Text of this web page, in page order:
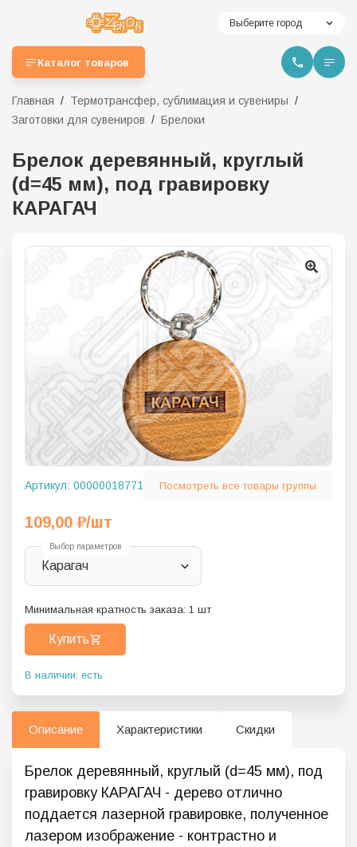
Выберите город
Каталог товаров
Главная
Термотрансфер, сублимация и сувениры
Заготовки для сувениров
Брелоки
Брелок деревянный, круглый
(d=45 мм), под гравировку
КАРАГАЧ
Артикул: 00000018771 Посмотреть все товары группы
109,00 ₽/шт
Выбор параметров
Карагач
Минимальная кратность заказа: 1 шт
Купить
В наличии: есть
Описание Характеристики Скидки
Брелок деревянный, круглый (d=45 мм), под
гравировку КАРАГАЧ - дерево отлично
поддается лазерной гравировке, полученное
лазером изображение - контрастно и